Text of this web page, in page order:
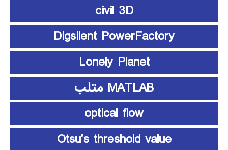
civil 3D
Digsilent PowerFactory
Lonely Planet
MATLAB متلب
optical flow
Otsu’s threshold value